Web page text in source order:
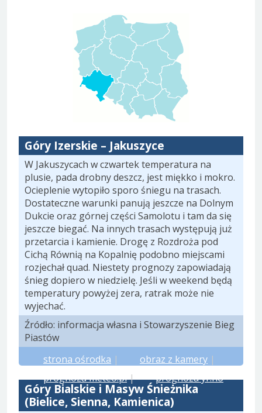
Góry Izerskie – Jakuszyce
W Jakuszycach w czwartek temperatura na
plusie, pada drobny deszcz, jest miękko i mokro.
Ocieplenie wytopiło sporo śniegu na trasach.
Dostateczne warunki panują jeszcze na Dolnym
Dukcie oraz górnej części Samolotu i tam da się
jeszcze biegać. Na innych trasach występują już
przetarcia i kamienie. Drogę z Rozdroża pod
Cichą Równią na Kopalnię podobno miejscami
rozjechał quad. Niestety prognozy zapowiadają
śnieg dopiero w niedzielę. Jeśli w weekend będą
temperatury powyżej zera, ratrak może nie
wyjechać.
Źródło: informacja własna i Stowarzyszenie Bieg
Piastów
strona ośrodka | obraz z kamery |
prognoza meteo.pl| prognoza yr.no
Góry Bialskie i Masyw Śnieżnika
(Bielice, Sienna, Kamienica)